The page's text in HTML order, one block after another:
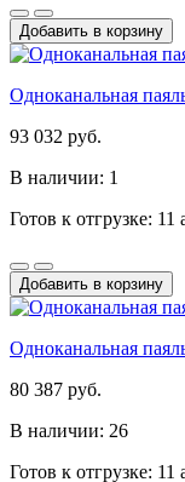
Добавить в корзину
Одноканальная
93 032 руб.
В наличии: 1
Готов к отгрузке: 11
Добавить в корзину
Одноканальная
80 387 руб.
В наличии: 26
Готов к отгрузке: 11